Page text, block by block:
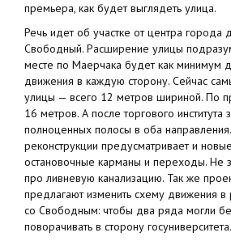
премьера, как будет выглядеть улица.
Речь идет об участке от центра города
Свободный. Расширение улицы
месте по Маерчака будет как минимум
движения в каждую сторону. Сейчас
улицы — всего 12 метров шириной. По
16 метров. А после торгового института
полноценных полосы в оба
реконструкции предусматривает и
остановочные карманы и переходы. Не
про ливневую канализацию. Так же
предлагают изменить схему движения
со Свободным: чтобы два ряда могли
поворачивать в сторону госуниверситета.